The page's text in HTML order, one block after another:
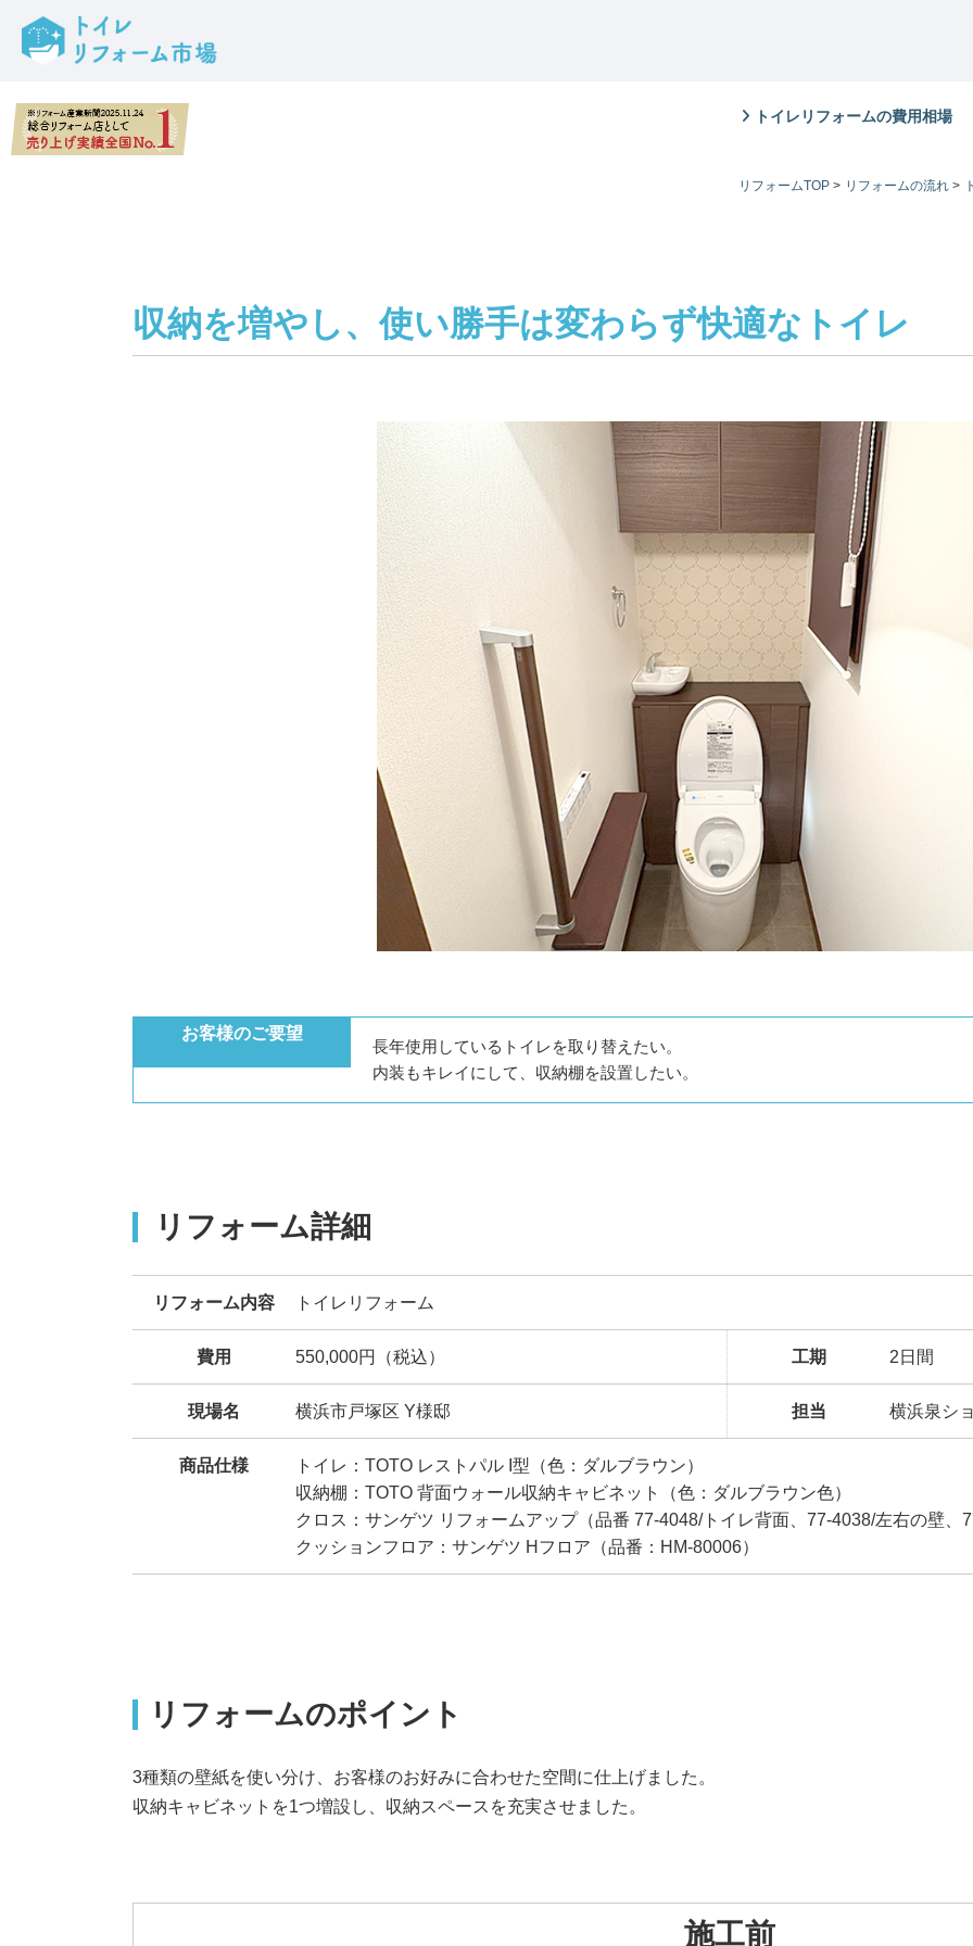
トイレリフォームの費用相場
リフォームTOP > リフォームの流れ >
収納を増やし、使い勝手は変わらず快適なトイレ
お客様のご要望
長年使用しているトイレを取り替えたい。
内装もキレイにして、収納棚を設置したい。
リフォーム詳細
リフォーム内容 トイレリフォーム
費用 550,000円（税込） 工期 2日間
現場名 横浜市戸塚区 Y様邸 担当 横浜泉シ
商品仕様
トイレ：TOTO レストパル I型（色：ダルブラウン）
収納棚：TOTO 背面ウォール収納キャビネット（色：ダルブラウン色）
クロス：サンゲツ リフォームアップ（品番 77-4048/トイレ背面、77-4038/左右の壁、
クッションフロア：サンゲツ Hフロア（品番：HM-80006）
リフォームのポイント
3種類の壁紙を使い分け、お客様のお好みに合わせた空間に仕上げました。
収納キャビネットを1つ増設し、収納スペースを充実させました。
施工前